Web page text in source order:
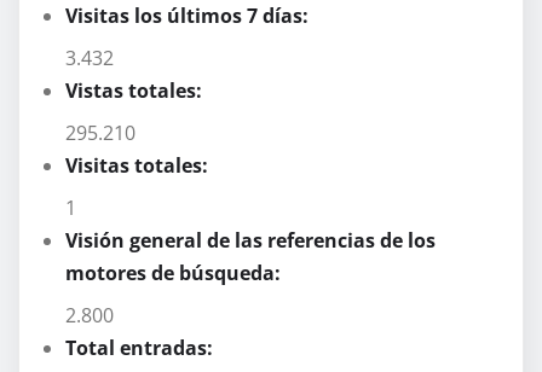
Visitas los últimos 7 días:
3.432
Vistas totales:
295.210
Visitas totales:
1
Visión general de las referencias de los
motores de búsqueda:
2.800
Total entradas: